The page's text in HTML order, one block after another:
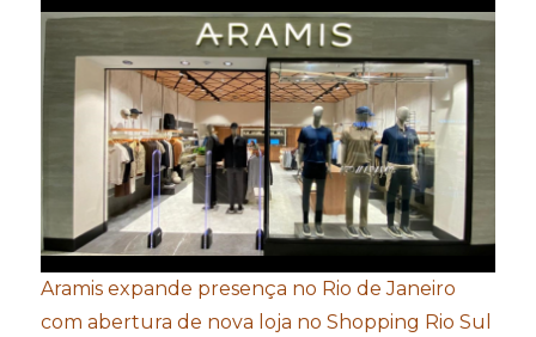
Aramis expande presença no Rio de Janeiro
com abertura de nova loja no Shopping Rio Sul